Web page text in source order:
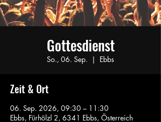
Gottesdienst
So., 06. Sep.
  |
Ebbs
Zeit & Ort
06. Sep. 2026, 09:30 – 11:30
Ebbs, Fürhölzl 2, 6341 Ebbs, Österreich